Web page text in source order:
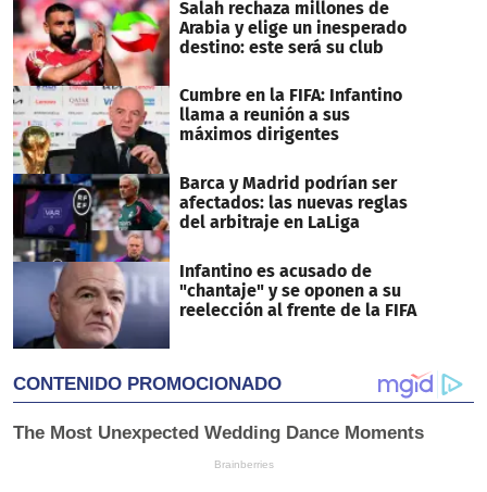
Salah rechaza millones de
Arabia y elige un inesperado
destino: este será su club
Cumbre en la FIFA: Infantino
llama a reunión a sus
máximos dirigentes
Barca y Madrid podrían ser
afectados: las nuevas reglas
del arbitraje en LaLiga
Infantino es acusado de
"chantaje" y se oponen a su
reelección al frente de la FIFA